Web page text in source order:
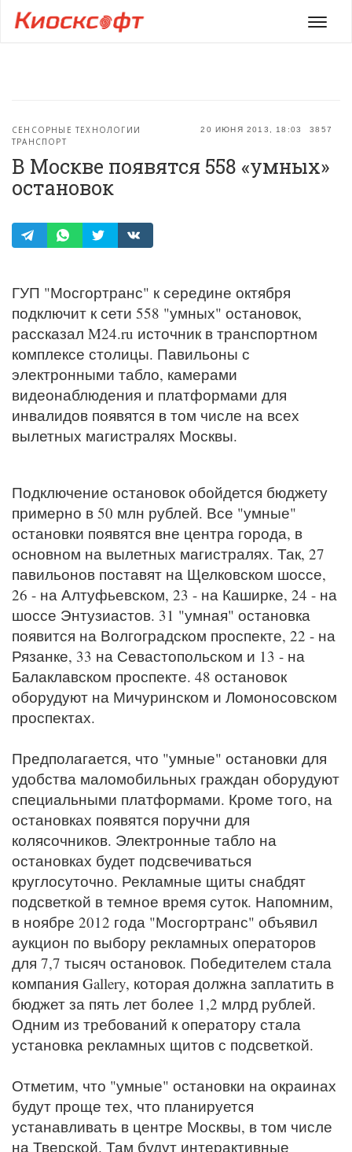
Меню
20 ИЮНЯ 2013, 18:03 3857
СЕНСОРНЫЕ ТЕХНОЛОГИИ
ТРАНСПОРТ
В Москве появятся 558 «умных»
остановок
ГУП "Мосгортранс" к середине октября
подключит к сети 558 "умных" остановок,
рассказал M24.ru источник в транспортном
комплексе столицы. Павильоны с
электронными табло, камерами
видеонаблюдения и платформами для
инвалидов появятся в том числе на всех
вылетных магистралях Москвы.
Подключение остановок обойдется бюджету
примерно в 50 млн рублей. Все "умные"
остановки появятся вне центра города, в
основном на вылетных магистралях. Так, 27
павильонов поставят на Щелковском шоссе,
26 - на Алтуфьевском, 23 - на Каширке, 24 - на
шоссе Энтузиастов. 31 "умная" остановка
появится на Волгоградском проспекте, 22 - на
Рязанке, 33 на Севастопольском и 13 - на
Балаклавском проспекте. 48 остановок
оборудуют на Мичуринском и Ломоносовском
проспектах.
Предполагается, что "умные" остановки для
удобства маломобильных граждан оборудуют
специальными платформами. Кроме того, на
остановках появятся поручни для
колясочников. Электронные табло на
остановках будет подсвечиваться
круглосуточно. Рекламные щиты снабдят
подсветкой в темное время суток. Напомним,
в ноябре 2012 года "Мосгортранс" объявил
аукцион по выбору рекламных операторов
для 7,7 тысяч остановок. Победителем стала
компания Gallery, которая должна заплатить в
бюджет за пять лет более 1,2 млрд рублей.
Одним из требований к оператору стала
установка рекламных щитов с подсветкой.
Отметим, что "умные" остановки на окраинах
будут проще тех, что планируется
устанавливать в центре Москвы, в том числе
на Тверской. Там будут интерактивные